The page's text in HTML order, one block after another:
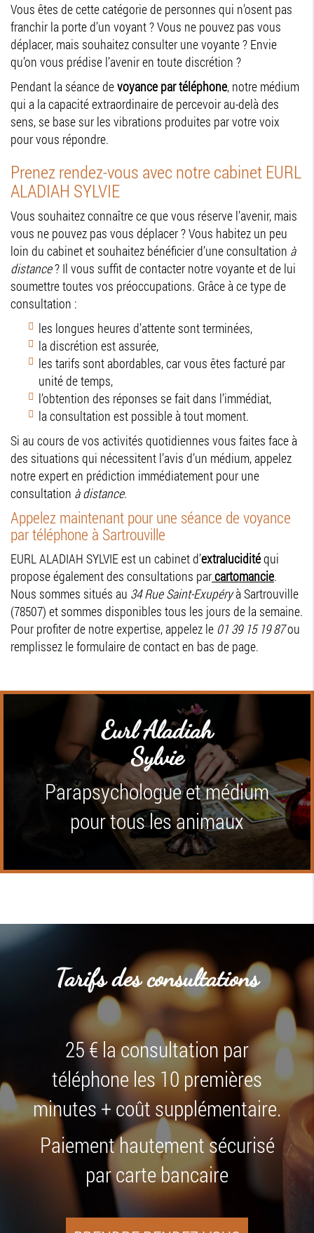
Vous êtes de cette catégorie de personnes qui n’osent pas
franchir la porte d’un voyant ? Vous ne pouvez pas vous
déplacer, mais souhaitez consulter une voyante ? Envie
qu’on vous prédise l’avenir en toute discrétion ?
Pendant la séance devoyance par téléphone, notre médium
qui a la capacité extraordinaire de percevoir au-delà des
sens, se base sur les vibrations produites par votre voix
pour vous répondre.
Prenez rendez-vous avec notre cabinet EURL
ALADIAH SYLVIE
Vous souhaitez connaître ce que vous réserve l’avenir, mais
vous ne pouvez pas vous déplacer ? Vous habitez un peu
loin du cabinet et souhaitez bénéficier d’une consultation à
distance? Il vous suffit de contacter notre voyante et de lui
soumettre toutes vos préoccupations. Grâce à ce type de
consultation :
les longues heures d’attente sont terminées,
la discrétion est assurée,
les tarifs sont abordables, car vous êtes facturé par
unité de temps,
l’obtention des réponses se fait dans l’immédiat,
la consultation est possible à tout moment.
Si au cours de vos activités quotidiennes vous faites face à
des situations qui nécessitent l’avis d’un médium, appelez
notre expert en prédiction immédiatement pour une
consultation à distance.
Appelez maintenant pour une séance de voyance
par téléphone à Sartrouville
EURL ALADIAH SYLVIE est un cabinet d’extraluciditéqui
propose également des consultations parcartomancie.
Nous sommes situés au 34 Rue Saint-Exupéryà Sartrouville
(78507) et sommes disponibles tous les jours de la semaine.
Pour profiter de notre expertise, appelez le 01 39 15 19 87ou
remplissez le formulaire de contact en bas de page.
Eurl Aladiah
Sylvie
Parapsychologue et médium
pour tous les animaux
Tarifs des consultations
25 € la consultation par
téléphone les 10 premières
minutes + coût supplémentaire.
Paiement hautement sécurisé
par carte bancaire